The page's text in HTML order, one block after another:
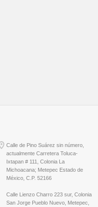
Calle de Pino Suárez sin número,
actualmente Carretera Toluca-
Ixtapan # 111, Colonia La
Michoacana; Metepec Estado de
México, C.P. 52166
Calle Lienzo Charro 223 sur, Colonia
San Jorge Pueblo Nuevo, Metepec,